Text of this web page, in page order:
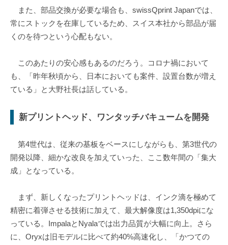
また、部品交換が必要な場合も、swissQprint Japanでは、
常にストックを在庫しているため、スイス本社から部品が届
くのを待つという心配もない。
このあたりの安心感もあるのだろう。コロナ禍において
も、「昨年秋頃から、日本においても案件、設置台数が増え
ている」と大野社長は話している。
新プリントヘッド、ワンタッチバキュームを開発
第4世代は、従来の基板をベースにしながらも、第3世代の
開発以降、細かな改良を加えていった、ここ数年間の「集大
成」となっている。
まず、新しくなったプリントヘッドは、インク滴を極めて
精密に着弾させる技術に加えて、最大解像度は1,350dpiにな
っている。ImpalaとNyalaでは出力品質が大幅に向上。さら
に、Oryxは旧モデルに比べて約40%高速化し、「かつての